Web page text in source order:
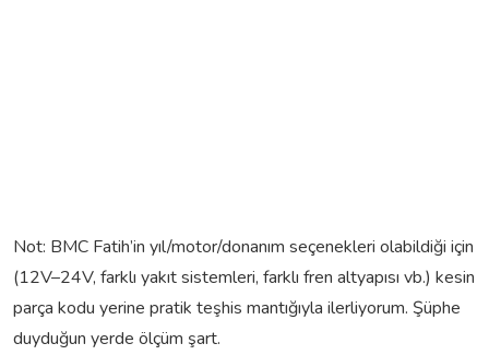
Not: BMC Fatih’in yıl/motor/donanım seçenekleri olabildiği için
(12V–24V, farklı yakıt sistemleri, farklı fren altyapısı vb.) kesin
parça kodu yerine pratik teşhis mantığıyla ilerliyorum. Şüphe
duyduğun yerde ölçüm şart.